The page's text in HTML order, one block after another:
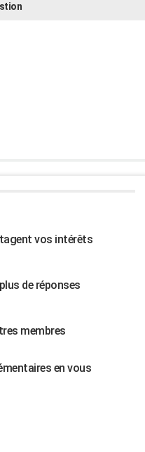
vos intérêts
de réponses
membres
en vous